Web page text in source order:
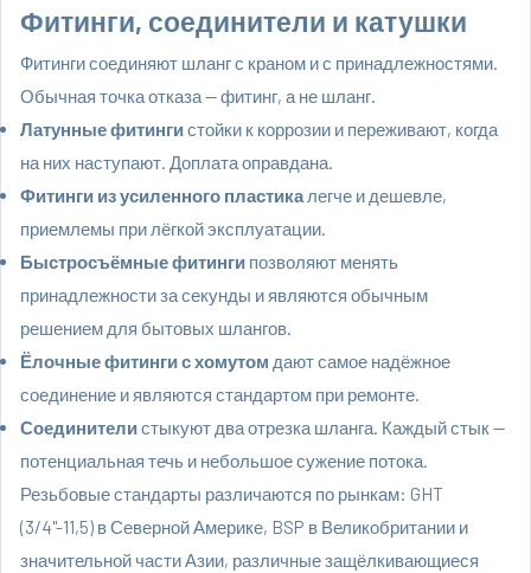
Фитинги, соединители и катушки
Фитинги соединяют шланг с краном и с принадлежностями.
Обычная точка отказа — фитинг, а не шланг.
Латунные фитингистойки к коррозии и переживают, когда
на них наступают. Доплата оправдана.
Фитинги из усиленного пластикалегче и дешевле,
приемлемы при лёгкой эксплуатации.
Быстросъёмные фитинги позволяют менять
принадлежности за секунды и являются обычным
решением для бытовых шлангов.
Ёлочные фитинги с хомутом дают самое надёжное
соединение и являются стандартом при ремонте.
Соединителистыкуют два отрезка шланга. Каждый стык —
потенциальная течь и небольшое сужение потока.
Резьбовые стандарты различаются по рынкам: GHT
(3/4"-11,5) в Северной Америке, BSP в Великобритании и
значительной части Азии, различные защёлкивающиеся